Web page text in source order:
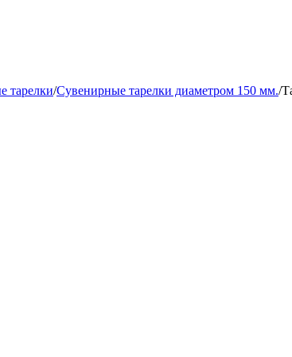
тарелки/Сувенирные тарелки диаметром 150 мм./